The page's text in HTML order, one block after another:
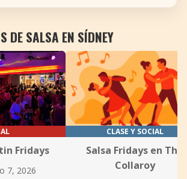
DE SALSA EN SÍDNEY
Fridays
7, 2026
CLASE Y SOCIAL
Salsa Fridays en The
Collaroy